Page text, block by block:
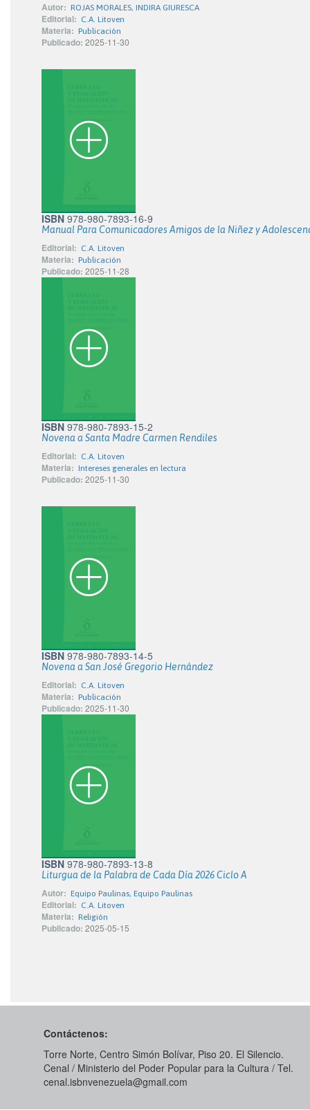
Autor: ROJAS MORALES, INDIRA GIURESCA
Editorial: C.A. Litoven
Materia: Publicación
Publicado: 2025-11-30
ISBN 978-980-7893-16-9
Manual Para Comunicadores Amigos de la Niñez y
Editorial: C.A. Litoven
Materia: Publicación
Publicado: 2025-11-28
ISBN 978-980-7893-15-2
Novena a Santa Madre Carmen Rendiles
Editorial: C.A. Litoven
Materia: Intereses generales en lectura
Publicado: 2025-11-30
ISBN 978-980-7893-14-5
Novena a San José Gregorio Hernández
Editorial: C.A. Litoven
Materia: Publicación
Publicado: 2025-11-30
ISBN 978-980-7893-13-8
Liturgua de la Palabra de Cada Día 2026 Ciclo A
Autor: Equipo Paulinas, Equipo Paulinas
Editorial: C.A. Litoven
Materia: Religión
Publicado: 2025-05-15
Contáctenos:
Torre Norte, Centro Simón Bolívar, Piso 20. El Silencio.
Cenal / Ministerio del Poder Popular para la Cultura / Tel.
cenal.isbnvenezuela@gmail.com